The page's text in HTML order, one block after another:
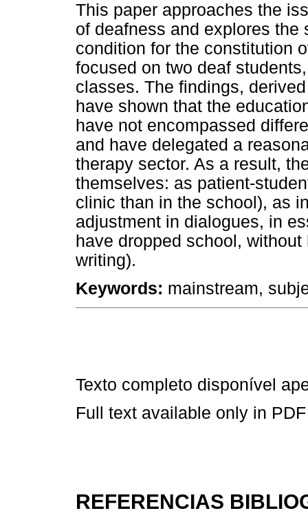
This paper approaches the
of deafness and explores
condition for the constitution
focused on two deaf
classes. The findings,
have shown that the
have not encompassed
and have delegated a
therapy sector. As a result,
themselves: as patient-
clinic than in the school), as
adjustment in dialogues, in
have dropped school,
writing).
Keywords: mainstream,
Texto completo disponível
Full text available only in
REFERENCIAS